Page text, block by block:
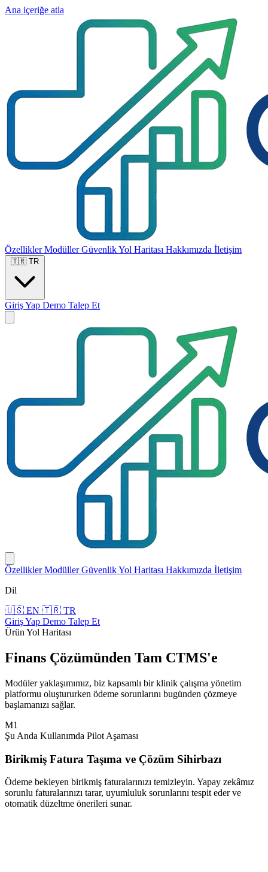
Ana içeriğe atla
ÖzelliklerModüllerGüvenlikYol Haritası Hakkımızda İletişim
🇹🇷 TR
Giriş Yap Demo Talep Et
ÖzelliklerModüllerGüvenlikYol Haritası Hakkımızda İletişim
Dil
🇺🇸 EN 🇹🇷 TR
Giriş Yap Demo Talep Et
Ürün Yol Haritası
Finans Çözümünden Tam CTMS'e
Modüler yaklaşımımız, biz kapsamlı bir klinik çalışma yönetim
platformu oluştururken ödeme sorunlarını bugünden çözmeye
başlamanızı sağlar.
M1
Şu Anda Kullanımda Pilot Aşaması
Birikmiş Fatura Taşıma ve Çözüm Sihirbazı
Ödeme bekleyen birikmiş faturalarınızı temizleyin. Yapay zekâmız
sorunlu faturalarınızı tarar, uyumluluk sorunlarını tespit eder ve
otomatik düzeltme önerileri sunar.